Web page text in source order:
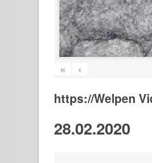
« ‹
https://Welpen
28.02.2020